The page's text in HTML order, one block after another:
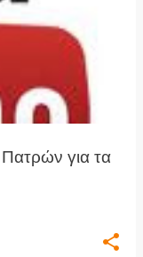
για τα